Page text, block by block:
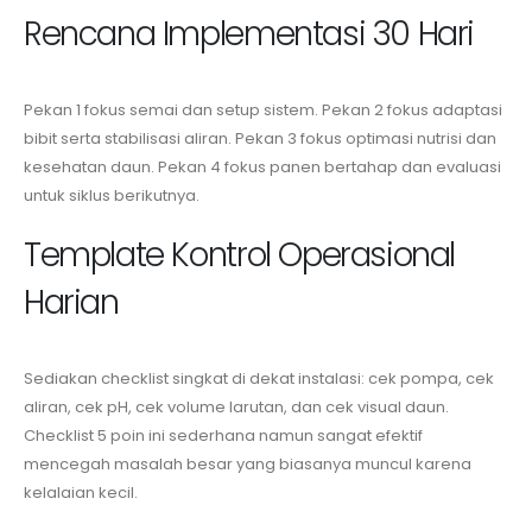
Rencana Implementasi 30 Hari
Pekan 1 fokus semai dan setup sistem. Pekan 2 fokus adaptasi
bibit serta stabilisasi aliran. Pekan 3 fokus optimasi nutrisi dan
kesehatan daun. Pekan 4 fokus panen bertahap dan evaluasi
untuk siklus berikutnya.
Template Kontrol Operasional
Harian
Sediakan checklist singkat di dekat instalasi: cek pompa, cek
aliran, cek pH, cek volume larutan, dan cek visual daun.
Checklist 5 poin ini sederhana namun sangat efektif
mencegah masalah besar yang biasanya muncul karena
kelalaian kecil.